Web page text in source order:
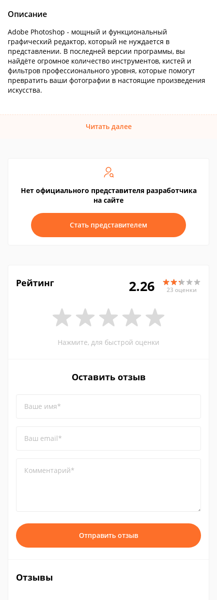
Описание
Adobe Photoshop - мощный и функциональный
графический редактор, который не нуждается в
представлении. В последней версии программы, вы
найдёте огромное количество инструментов, кистей и
фильтров профессионального уровня, которые помогут
превратить ваши фотографии в настоящие произведения
искусства.
Читать далее
Нет официального представителя разработчика
на сайте
Стать представителем
Рейтинг 2.26 23 оценки
Нажмите, для быстрой оценки
Оставить отзыв
Ваше имя*
Ваш email*
Комментарий*
Отправить отзыв
Отзывы